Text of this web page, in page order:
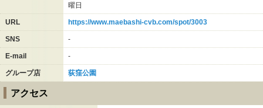
曜日
URL https://www.maebashi-cvb.com/spot/3003
SNS -
E-mail -
グループ店 荻窪公園
アクセス